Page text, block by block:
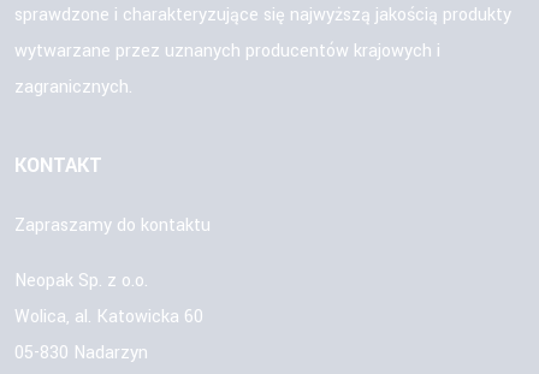
sprawdzone i charakteryzujące się najwyższą jakością produkty
wytwarzane przez uznanych producentów krajowych i
zagranicznych.
KONTAKT
Zapraszamy do kontaktu
Neopak Sp. z o.o.
Wolica, al. Katowicka 60
05-830 Nadarzyn